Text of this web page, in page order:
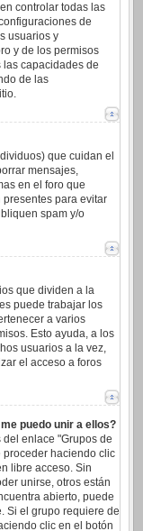
controlar todas las
de
usuarios y
y de los permisos
capacidades de
de las
que cuidan el
mensajes,
en el foro que
para evitar
spam y/o
que dividen a la
puede trabajar los
a varios
Esto ayuda, a los
usuarios a la vez,
el acceso a foros
puedo unir a ellos?
enlace "Grupos de
proceder haciendo clic
libre acceso. Sin
unirse, otros están
abierto, puede
Si el grupo requiere de
clic en el botón